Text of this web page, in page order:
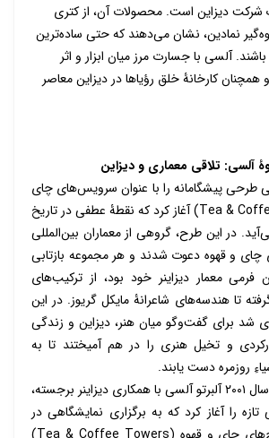
دیزاین است. محصولات آن، از کتری
نمادین، نشان می‌دهند که حتی ساده‌ترین
آلسی با جسارت مرز میان ابزار و اثر
کارخانۀ خلق رؤیاها در دیزاین معاصر
آلسی: تلاقی معماری و دیزاین
طرحی پیشگامانه را با عنوان سرویس‌های چای
Tea &
)آغاز کردکه نقطۀ عطفی در تاریخ
در این طرح، گروهی از معماران بین‌المللی
چای و قهوه دعوت شدند و هر مجموعه بازتابی
معمار دیزاینر خود بود، از ترکیب‌های
تا هندسه‌های شاعرانۀ مایکل گریوز. در این
شد برای گفت‌وگو میان هنر، دیزاین و زندگی
و تخیل هنری را در هم آمیختند تا به
روزمره دست یابند.
۲۰۰۱آلبرتو آلسی با همکاری دیزاینر برجسته،
را آغاز کرد که به برگزاری نمایشگاهی در